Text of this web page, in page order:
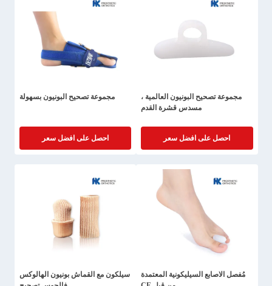
مجموعة تصحيح البونيون العالمية ،
مسدس قشرة القدم
احصل على افضل سعر
مجموعة تصحيح البونيون بسهولة
احصل على افضل سعر
مُفصل الاصابع السيليكونية المعتمدة
سيلكون مع القماش بونيون الهالوكس